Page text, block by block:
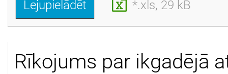
Lejupielādēt *.xls, 29 kB
Rīkojums par ikgadējā